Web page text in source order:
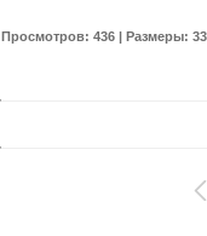
Просмотров: 436 | Размеры: